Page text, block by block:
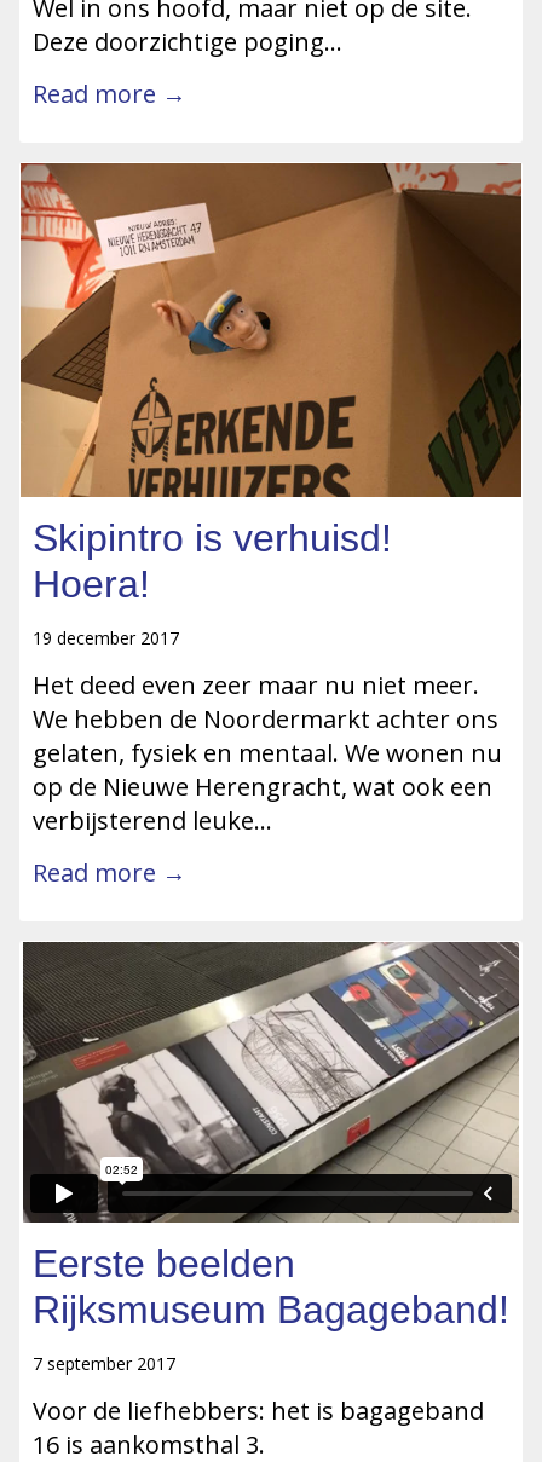
Wel in ons hoofd, maar niet op de site.
Deze doorzichtige poging…
Read more →
Skipintro is verhuisd!
Hoera!
19 december 2017
Het deed even zeer maar nu niet meer.
We hebben de Noordermarkt achter ons
gelaten, fysiek en mentaal. We wonen nu
op de Nieuwe Herengracht, wat ook een
verbijsterend leuke…
Read more →
Eerste beelden
Rijksmuseum Bagageband!
7 september 2017
Voor de liefhebbers: het is bagageband
16 is aankomsthal 3.